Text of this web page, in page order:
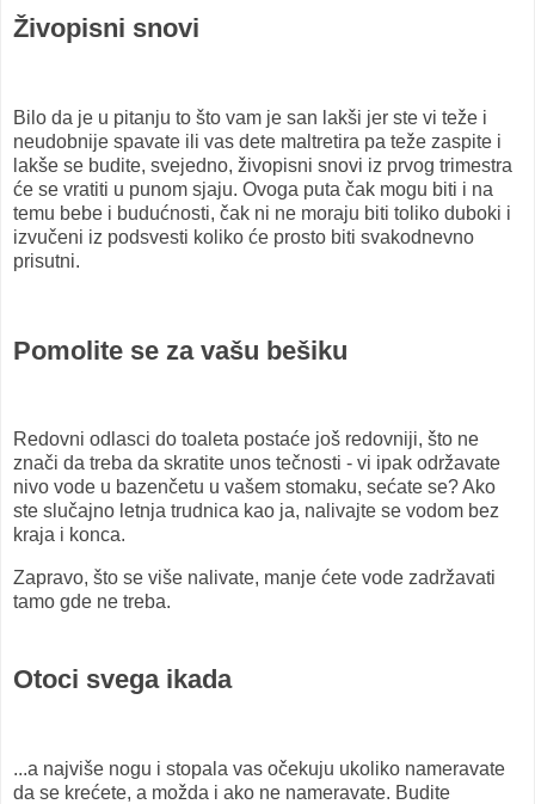
Živopisni snovi
Bilo da je u pitanju to što vam je san lakši jer ste vi teže i
neudobnije spavate ili vas dete maltretira pa teže zaspite i
lakše se budite, svejedno, živopisni snovi iz prvog trimestra
će se vratiti u punom sjaju. Ovoga puta čak mogu biti i na
temu bebe i budućnosti, čak ni ne moraju biti toliko duboki i
izvučeni iz podsvesti koliko će prosto biti svakodnevno
prisutni.
Pomolite se za vašu bešiku
Redovni odlasci do toaleta postaće još redovniji, što ne
znači da treba da skratite unos tečnosti - vi ipak održavate
nivo vode u bazenčetu u vašem stomaku, sećate se? Ako
ste slučajno letnja trudnica kao ja, nalivajte se vodom bez
kraja i konca.
Zapravo, što se više nalivate, manje ćete vode zadržavati
tamo gde ne treba.
Otoci svega ikada
...a najviše nogu i stopala vas očekuju ukoliko nameravate
da se krećete, a možda i ako ne nameravate. Budite